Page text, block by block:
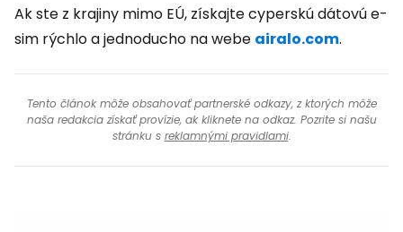
Ak ste z krajiny mimo EÚ, získajte cyperskú dátovú e-
sim rýchlo a jednoducho na webe airalo.com.
Tento článok môže obsahovať partnerské odkazy, z ktorých môže
naša redakcia získať provízie, ak kliknete na odkaz. Pozrite si našu
stránku s reklamnými pravidlami.